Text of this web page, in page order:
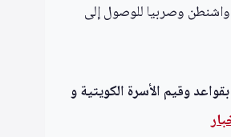
واشنطن وصربيا للوصول إلى
وقيم الأسرة الكويتية و